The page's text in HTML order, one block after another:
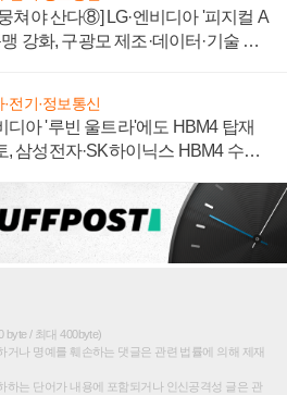
쳐야 산다⑧] LG·엔비디아 '피지컬 A
맹 강화, 구광모 제조·데이터·기술 결
전기·정보통신
디아 '루빈 울트라'에도 HBM4 탑재
, 삼성전자·SK하이닉스 HBM4 수율
byte / 최대 400byte)
거나 명예를 훼손하는 댓글은 관련 법률에 의해 제재
하는 단어가 내용에 포함되거나 인신공격성 글은 관